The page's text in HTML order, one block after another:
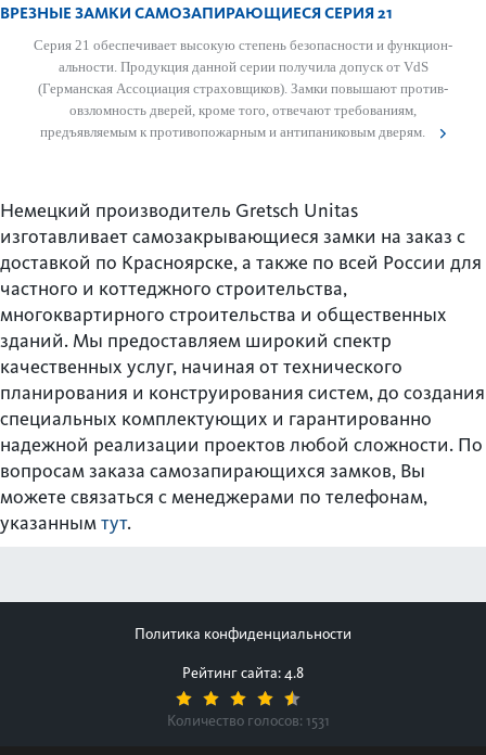
ВРЕЗНЫЕ ЗАМКИ САМОЗАПИ­РАЮЩИЕСЯ СЕРИЯ 21
Серия 21 обеспечивает высокую степень безоп­асности и функцио­н­
альности. Продукция данной серии получила допуск от VdS
(Германская Ассоциация страховщиков). Замки повышают против­
овзломность дверей, кроме того, отве­чают требованиям,
предъявляемым к против­опожарным и антипани­к­овым дверям.
Немецкий производитель Gretsch Unitas
изготавливает самозакрывающиеся замки на заказ с
доставкой по Красноярске, а также по всей России для
частного и коттеджного строительства,
многоквартирного строительства и общественных
зданий. Мы предоставляем широкий спектр
качественных услуг, начиная от технического
планирования и конструирования систем, до создания
специальных комплектующих и гарантированно
надежной реализации проектов любой сложности. По
вопросам заказа самозапирающихся замков, Вы
можете связаться с менеджерами по телефонам,
указаннымтут.
Политика конфиденциальности
Рейтинг сайта: 4.8
Количество голосов: 1531